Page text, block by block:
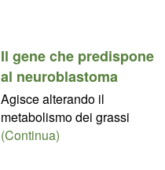
Il gene che predispone
al neuroblastoma
Agisce alterando il
metabolismo dei grassi
(Continua)